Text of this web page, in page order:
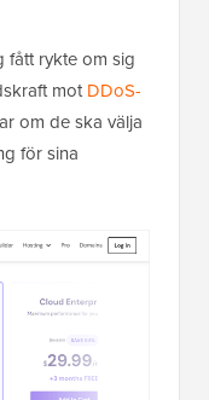
fått rykte om sig
motDDoS-
om de ska välja
för sina